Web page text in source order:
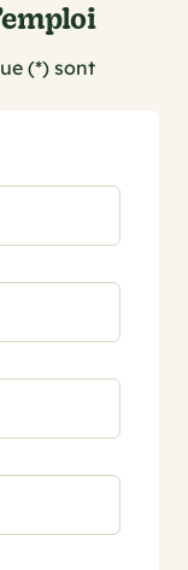
(*) sont